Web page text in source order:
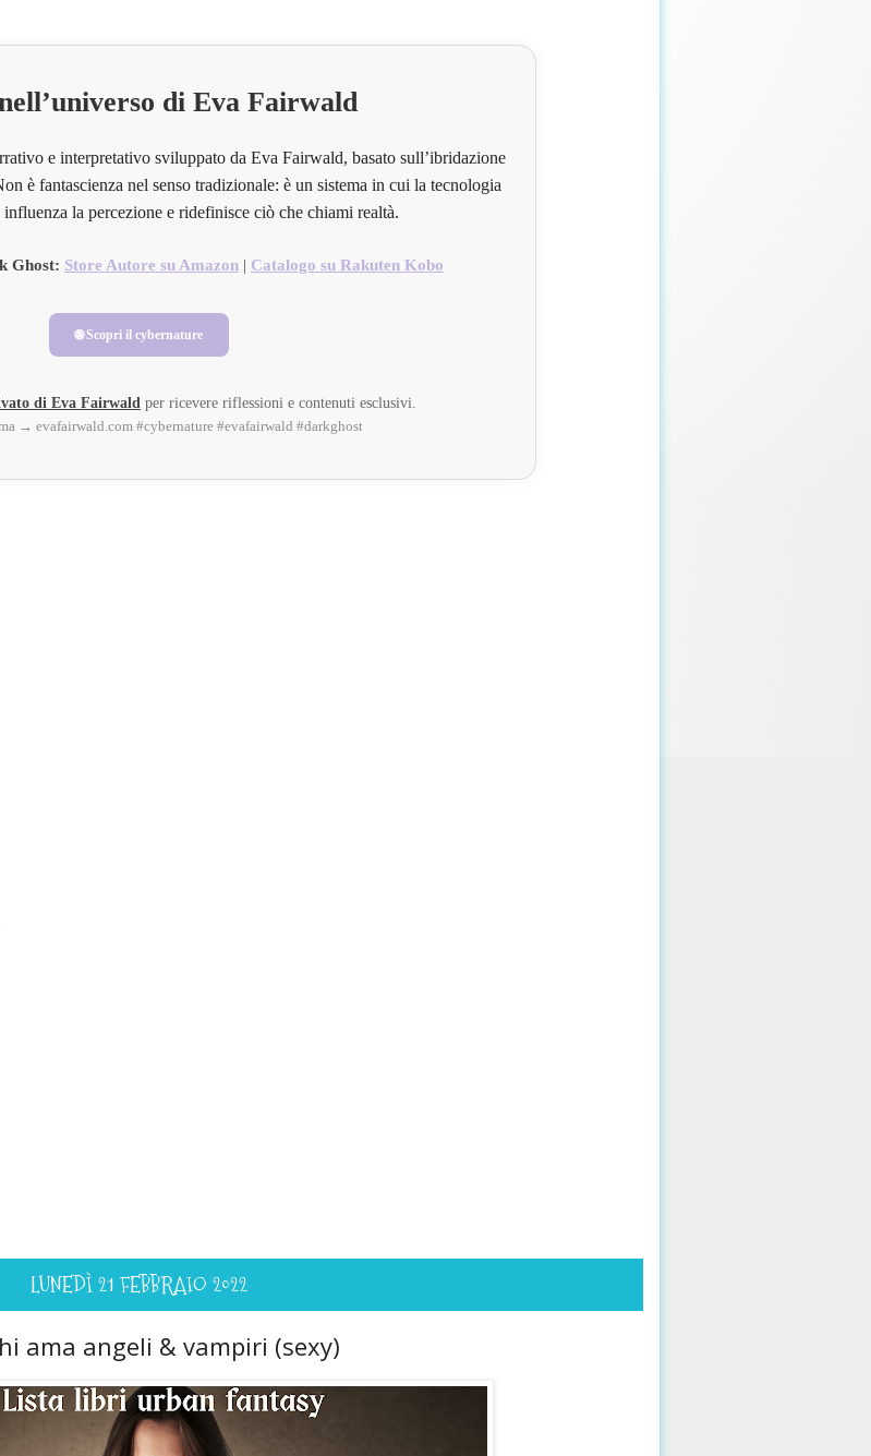
di Eva Fairwald
e interpretativo sviluppato da Eva Fairwald, basato sull’ibridazione
è fantascienza nel senso tradizionale: è un sistema in cui la tecnologia
la percezione e ridefinisce ciò che chiami realtà.
Ghost: Store Autore su Amazon | Catalogo su Rakuten Kobo
🌐 Scopri il cybernature
di Eva Fairwald per ricevere riflessioni e contenuti esclusivi.
→ evafairwald.com #cybernature #evafairwald #darkghost
LUNEDÌ 21 FEBBRAIO 2022
ama angeli & vampiri (sexy)